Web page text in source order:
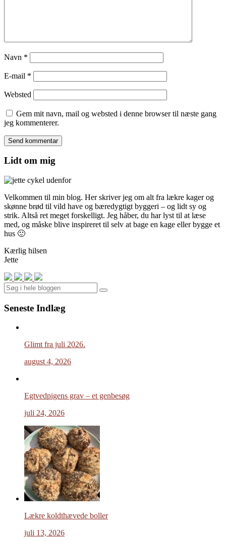
Navn *
E-mail *
Websted
Gem mit navn, mail og websted i denne browser til næste gang
jeg kommenterer.
Lidt om mig
Velkommen til min blog. Her skriver jeg om alt fra lækre kager og
skønne brød til vild have og bæredygtigt byggeri – og lidt sy og
strik. Altså ret meget forskelligt. Jeg håber, du har lyst til at læse
med, og måske blive inspireret til selv at bage en kage eller bygge et
hus 🙂
Kærlig hilsen
Jette
Search
Seneste Indlæg
Glimt fra juli 2026.
august 4, 2026
Egtvedpigens grav – et genbesøg
juli 24, 2026
Lækre koldthævede boller
juli 13, 2026